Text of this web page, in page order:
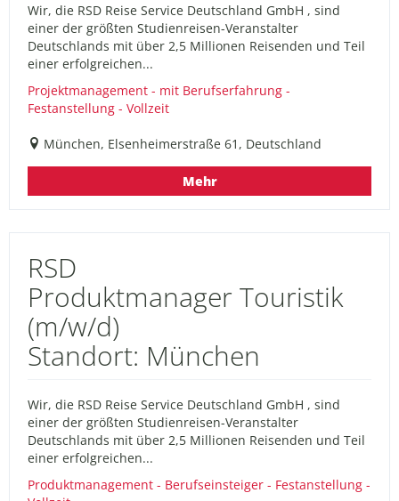
Wir, die RSD Reise Service Deutschland GmbH , sind
einer der größten Studienreisen-Veranstalter
Deutschlands mit über 2,5 Millionen Reisenden und Teil
einer erfolgreichen...
Projektmanagement - mit Berufserfahrung -
Festanstellung - Vollzeit
München, Elsenheimerstraße 61, Deutschland
Mehr
RSD
Produktmanager Touristik
(m/w/d)
Standort: München
Wir, die RSD Reise Service Deutschland GmbH , sind
einer der größten Studienreisen-Veranstalter
Deutschlands mit über 2,5 Millionen Reisenden und Teil
einer erfolgreichen...
Produktmanagement - Berufseinsteiger - Festanstellung -